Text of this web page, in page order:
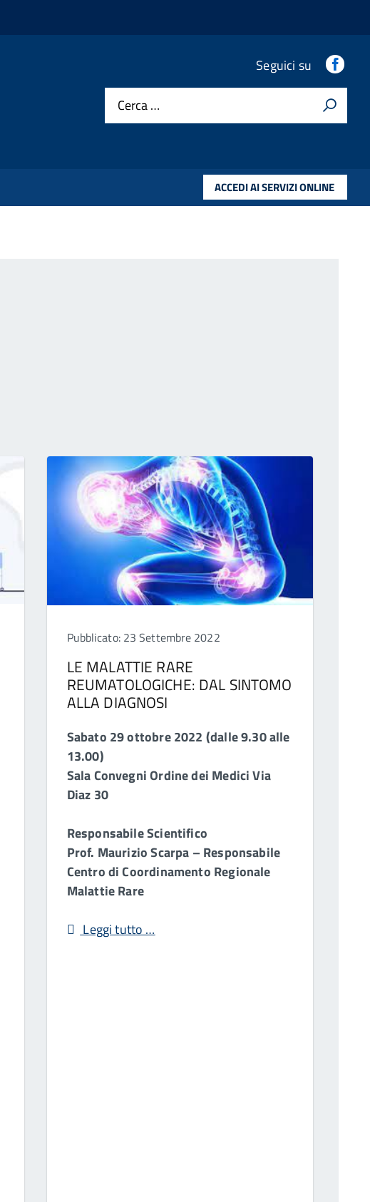
Seguici su
Cerca …
ACCEDI AI SERVIZI ONLINE
Pubblicato: 23 Settembre 2022
LE MALATTIE RARE
REUMATOLOGICHE: DAL SINTOMO
ALLA DIAGNOSI
Sabato 29 ottobre 2022 (dalle 9.30 alle
13.00)
Sala Convegni Ordine dei Medici Via
Diaz 30
Responsabile Scientifico
Prof. Maurizio Scarpa – Responsabile
Centro di Coordinamento Regionale
Malattie Rare
Leggi tutto …